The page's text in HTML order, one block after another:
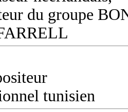
du groupe
tunisien